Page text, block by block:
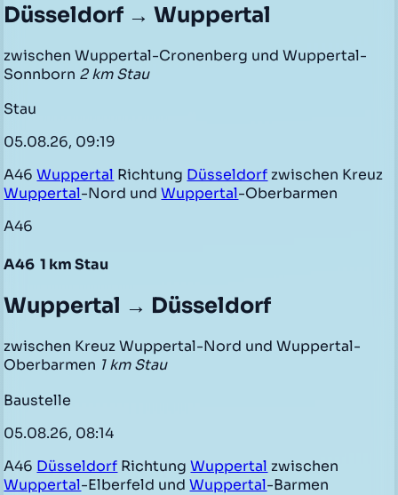
Düsseldorf → Wuppertal
zwischen Wuppertal-Cronenberg und Wuppertal-
Sonnborn 2 km Stau
Stau
05.08.26, 09:19
A46Wuppertal Richtung Düsseldorf zwischen Kreuz
Wuppertal-Nord undWuppertal-Oberbarmen
A46
A46 1 km Stau
Wuppertal → Düsseldorf
zwischen Kreuz Wuppertal-Nord und Wuppertal-
Oberbarmen 1 km Stau
Baustelle
05.08.26, 08:14
A46 Düsseldorf RichtungWuppertal zwischen
Wuppertal-Elberfeld undWuppertal-Barmen